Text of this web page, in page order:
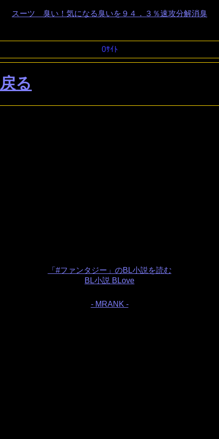
スーツ 臭い！気になる臭いを９４．３％速攻分解消臭
0ｻｲﾄ
戻る
「#ファンタジー」のBL小説を読む
BL小説 BLove
- MRANK -